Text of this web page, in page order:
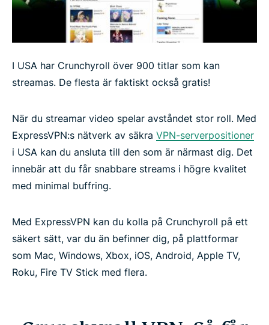
I USA har Crunchyroll över 900 titlar som kan
streamas. De flesta är faktiskt också gratis!
När du streamar video spelar avståndet stor roll. Med
ExpressVPN:s nätverk av säkra VPN-serverpositioner
i USA kan du ansluta till den som är närmast dig. Det
innebär att du får snabbare streams i högre kvalitet
med minimal buffring.
Med ExpressVPN kan du kolla på Crunchyroll på ett
säkert sätt, var du än befinner dig, på plattformar
som Mac, Windows, Xbox, iOS, Android, Apple TV,
Roku, Fire TV Stick med flera.